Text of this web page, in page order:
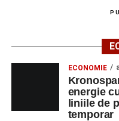
ECONOMIE
energie
liniile de
temporar